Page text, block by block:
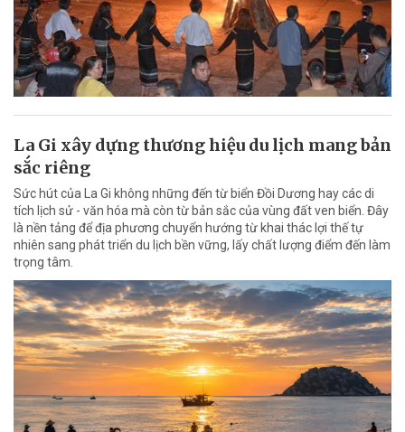
La Gi xây dựng thương hiệu du lịch mang bản
sắc riêng
Sức hút của La Gi không những đến từ biển Đồi Dương hay các di
tích lịch sử - văn hóa mà còn từ bản sắc của vùng đất ven biển. Đây
là nền tảng để địa phương chuyển hướng từ khai thác lợi thế tự
nhiên sang phát triển du lịch bền vững, lấy chất lượng điểm đến làm
trọng tâm.